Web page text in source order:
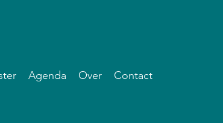
Agenda Over Contact